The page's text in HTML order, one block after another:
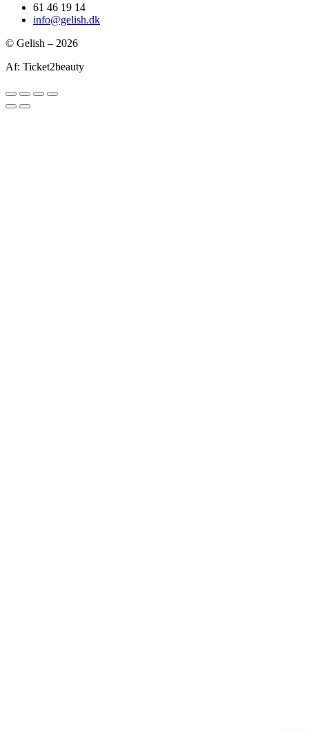
61 46 19 14
info@gelish.dk
© Gelish – 2026
Af: Ticket2beauty